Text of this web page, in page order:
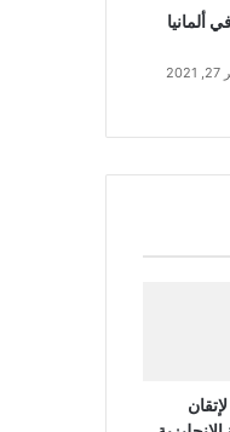
ألمانيا